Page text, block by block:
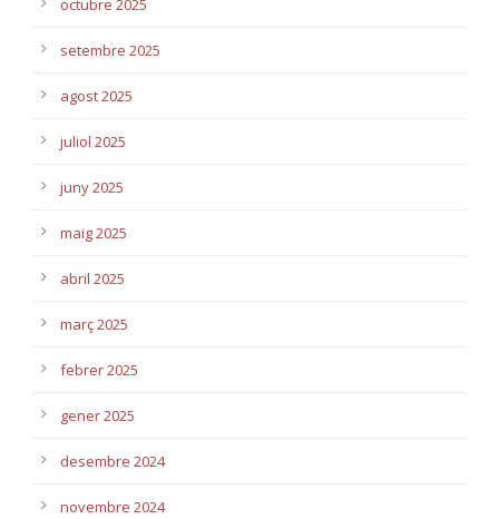
octubre 2025
setembre 2025
agost 2025
juliol 2025
juny 2025
maig 2025
abril 2025
març 2025
febrer 2025
gener 2025
desembre 2024
novembre 2024